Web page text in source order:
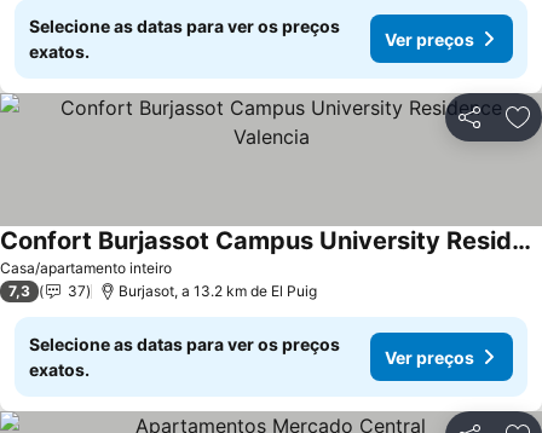
Selecione as datas para ver os preços
exatos.
Ver preços
Partilhar
Casa/apartamento inteiro
Confort Burjassot Campus University Residence Valencia
7,3 37 Burjasot, a 13.2 km de El Puig
Selecione as datas para ver os preços
exatos.
Ver preços